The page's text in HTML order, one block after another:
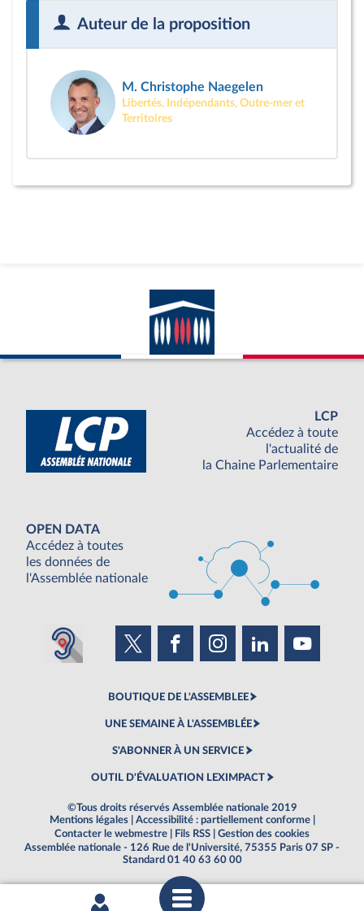
Auteur de la proposition
M. Christophe Naegelen
Libertés, Indépendants, Outre-mer et
Territoires
LCP
Accédez à toute
l'actualité de
la Chaine Parlementaire
OPEN DATA
Accédez à toutes
les données de
l'Assemblée nationale
BOUTIQUE DE L'ASSEMBLEE
UNE SEMAINE À L'ASSEMBLÉE
S'ABONNER À UN SERVICE
OUTIL D'ÉVALUATION LEXIMPACT
©Tous droits réservés Assemblée nationale 2019
Mentions légales
Accessibilité : partiellement conforme
Contacter le webmestre
Fils RSS
Gestion des cookies
Assemblée nationale - 126 Rue de l'Université, 75355 Paris 07 SP -
Standard 01 40 63 60 00